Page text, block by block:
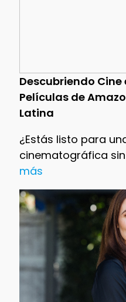
Descubriendo Cine
Películas de
Latina
¿Estás listo para
cinematográfica
más